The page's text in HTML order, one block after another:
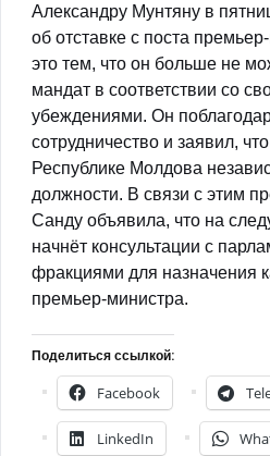
Александру Мунтяну в
об отставке с поста
это тем, что он больше не
мандат в соответствии со
убеждениями. Он
сотрудничество и заявил,
Республике Молдова
должности. В связи с этим
Санду объявила, что на
начнёт консультации с
фракциями для назначения
премьер-министра.
Поделиться ссылкой:
Facebook
LinkedIn